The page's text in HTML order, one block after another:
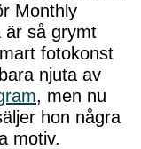
Monthly
är så grymt
fotokonst
njuta av
, men nu
hon några
motiv.